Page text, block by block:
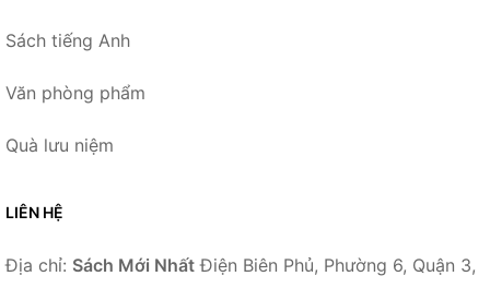
Sách tiếng Anh
Văn phòng phẩm
Quà lưu niệm
LIÊN HỆ
Địa chỉ: Sách Mới Nhất Điện Biên Phủ, Phường 6, Quận 3,